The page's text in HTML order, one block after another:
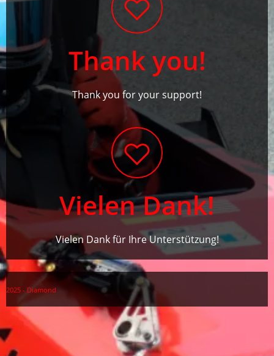
Thank you!
Thank you for your support!
Vielen Dank!
Vielen Dank für Ihre Unterstützung!
2025 - Diamond